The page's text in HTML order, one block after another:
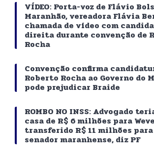
VÍDEO: Porta-voz de Flávio
Maranhão, vereadora Flávia
chamada de vídeo com
direita durante convenção de
Rocha
Convenção confirma
Roberto Rocha ao Governo do
pode prejudicar Braide
ROMBO NO INSS: Advogado
casa de R$ 6 milhões para
transferido R$ 11 milhões para
senador maranhense, diz PF